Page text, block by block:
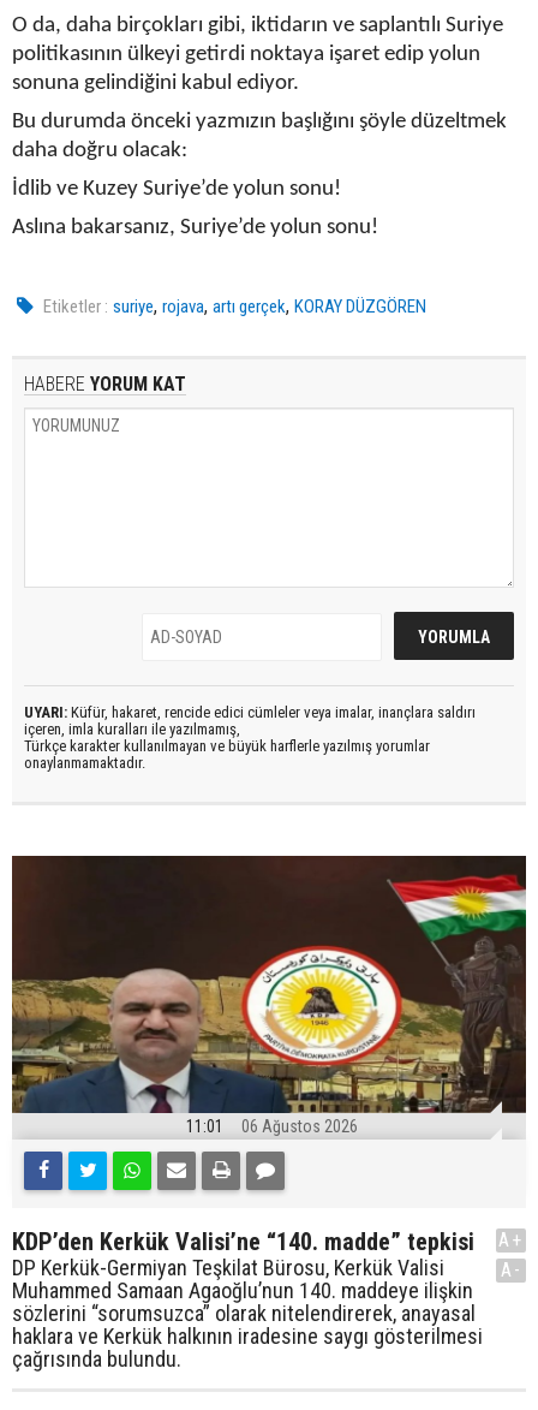
O da, daha birçokları gibi, iktidarın ve saplantılı Suriye
politikasının ülkeyi getirdi noktaya işaret edip yolun
sonuna gelindiğini kabul ediyor.
Bu durumda önceki yazmızın başlığını şöyle düzeltmek
daha doğru olacak:
İdlib ve Kuzey Suriye’de yolun sonu!
Aslına bakarsanız, Suriye’de yolun sonu!
Etiketler : suriye,rojava,artı gerçek,KORAY DÜZGÖREN
HABERE YORUM KAT
UYARI: Küfür, hakaret, rencide edici cümleler veya imalar, inançlara saldırı
içeren, imla kuralları ile yazılmamış,
Türkçe karakter kullanılmayan ve büyük harflerle yazılmış yorumlar
onaylanmamaktadır.
11:01 06 Ağustos 2026
KDP’den Kerkük Valisi’ne “140. madde” tepkisi
DP Kerkük-Germiyan Teşkilat Bürosu, Kerkük Valisi
Muhammed Samaan Agaoğlu’nun 140. maddeye ilişkin
sözlerini “sorumsuzca” olarak nitelendirerek, anayasal
haklara ve Kerkük halkının iradesine saygı gösterilmesi
çağrısında bulundu.
A+
A-